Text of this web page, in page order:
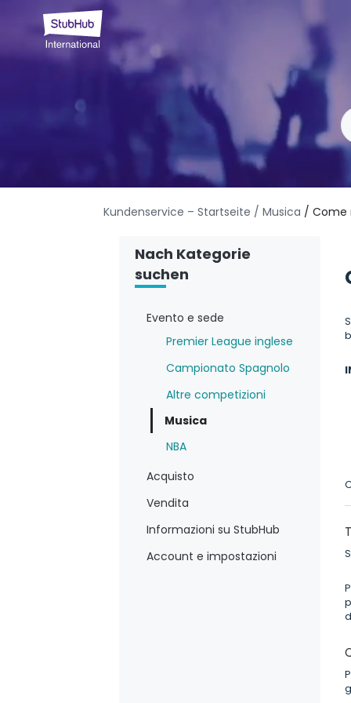
Kundenservice – Startseite / Musica / Come
Nach Kategorie
suchen
Evento e sede
Premier League inglese
Campionato Spagnolo
Altre competizioni
Musica
NBA
Acquisto
Vendita
Informazioni su StubHub
Account e impostazioni